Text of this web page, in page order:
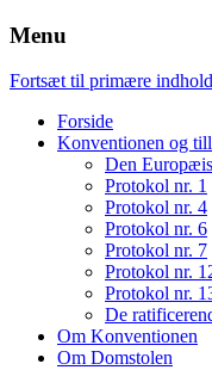
Menu
Fortsæt til primære indhold
Forside
Konventionen og
Den
Protokol nr. 1
Protokol nr. 4
Protokol nr. 6
Protokol nr. 7
Protokol nr.
Protokol nr.
De
Om Konventionen
Om Domstolen